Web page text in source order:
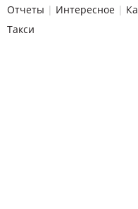
Отчеты | Интересное |
Такси